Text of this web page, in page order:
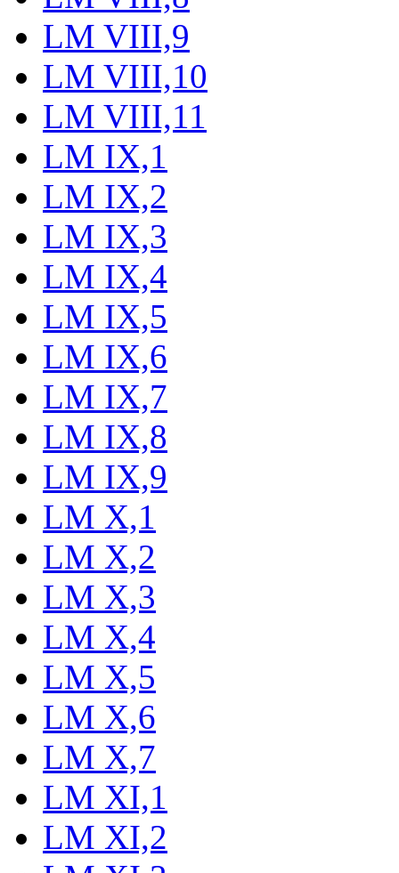
LM VIII,9
LM VIII,10
LM VIII,11
LM IX,1
LM IX,2
LM IX,3
LM IX,4
LM IX,5
LM IX,6
LM IX,7
LM IX,8
LM IX,9
LM X,1
LM X,2
LM X,3
LM X,4
LM X,5
LM X,6
LM X,7
LM XI,1
LM XI,2